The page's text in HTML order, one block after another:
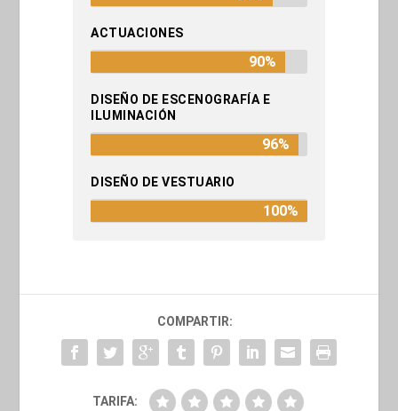
ACTUACIONES
90%
DISEÑO DE ESCENOGRAFÍA E
ILUMINACIÓN
96%
DISEÑO DE VESTUARIO
100%
COMPARTIR:
TARIFA: